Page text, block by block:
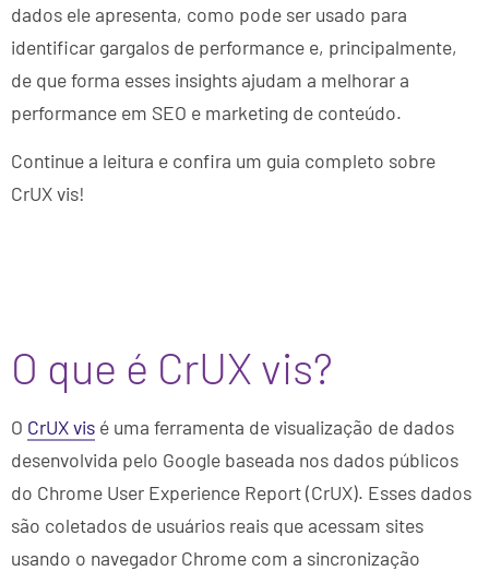
dados ele apresenta, como pode ser usado para
identificar gargalos de performance e, principalmente,
de que forma esses insights ajudam a melhorar a
performance em SEO e marketing de conteúdo.
Continue a leitura e confira um guia completo sobre
CrUX vis!
O que é CrUX vis?
O CrUX vis é uma ferramenta de visualização de dados
desenvolvida pelo Google baseada nos dados públicos
do Chrome User Experience Report (CrUX). Esses dados
são coletados de usuários reais que acessam sites
usando o navegador Chrome com a sincronização